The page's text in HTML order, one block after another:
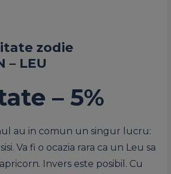
zodie
– LEU
– 5%
au in comun un singur lucru:
Va fi o ocazia rara ca un Leu sa
Invers este posibil. Cu